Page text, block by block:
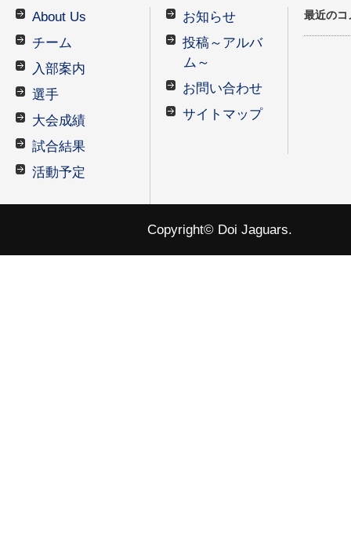
About Us
チーム
入部案内
選手
大会成績
試合結果
活動予定
お知らせ
投稿～アルバ
ム～
お問い合わせ
サイトマップ
最近のコ
Copyright© Doi Jaguars.